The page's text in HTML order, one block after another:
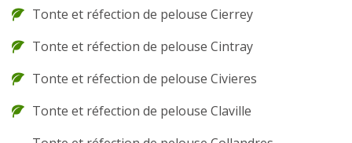
Tonte et réfection de pelouse Cierrey
Tonte et réfection de pelouse Cintray
Tonte et réfection de pelouse Civieres
Tonte et réfection de pelouse Claville